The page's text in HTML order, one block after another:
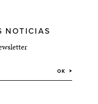
NOTICIAS
OK